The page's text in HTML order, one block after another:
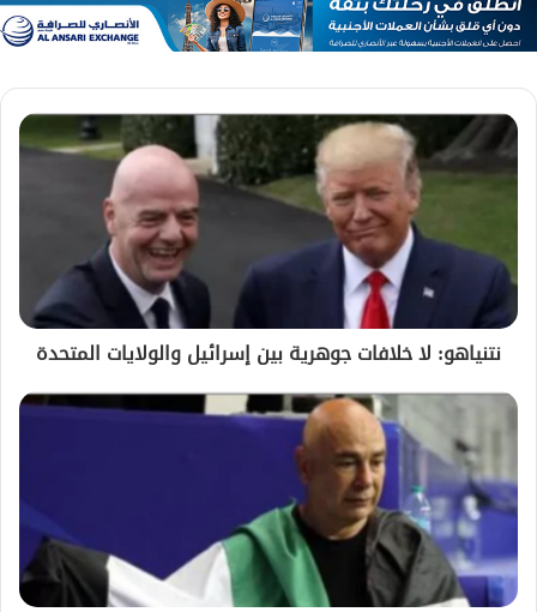
نتنياهو: لا خلافات جوهرية بين إسرائيل والولايات المتحدة